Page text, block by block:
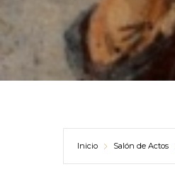
Inicio Salón de Actos